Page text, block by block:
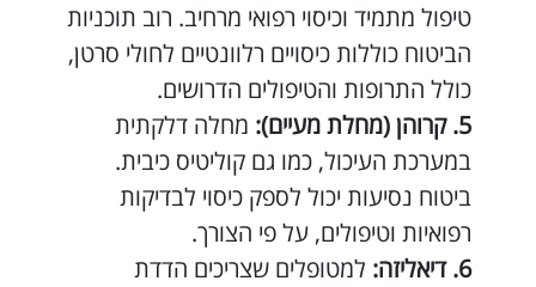
טיפול מתמיד וכיסוי רפואי מרחיב. רוב תוכניות
הביטוח כוללות כיסויים רלוונטיים לחולי סרטן,
כולל התרופות והטיפולים הדרושים.
קרוהן (מחלת מעיים): מחלה דלקתית
במערכת העיכול, כמו גם קוליטיס כיבית.
ביטוח נסיעות יכול לספק כיסוי לבדיקות
רפואיות וטיפולים, על פי הצורך.
דיאליזה: למטופלים שצריכים הדדת